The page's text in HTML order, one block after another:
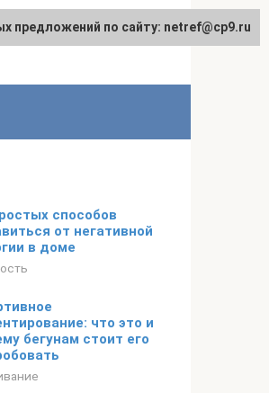
способов
от негативной
в доме
что это и
бегунам стоит его
предложений по сайту: netref@cp9.ru